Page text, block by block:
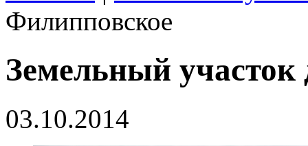
Филипповское
Земельный
03.10.2014